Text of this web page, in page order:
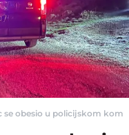
se obesio u policijskom